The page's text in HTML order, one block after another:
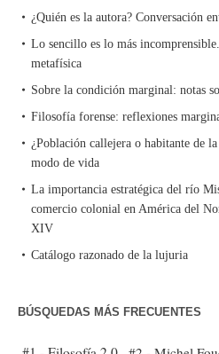
¿Quién es la autora? Conversación
Lo sencillo es lo más
metafísica
Sobre la condición marginal: notas
Filosofía forense: reflexiones
¿Población callejera o habitante de
modo de vida
La importancia estratégica del río
comercio colonial en América del
XIV
Catálogo razonado de la lujuria
BÚSQUEDAS MÁS FRECUENTES